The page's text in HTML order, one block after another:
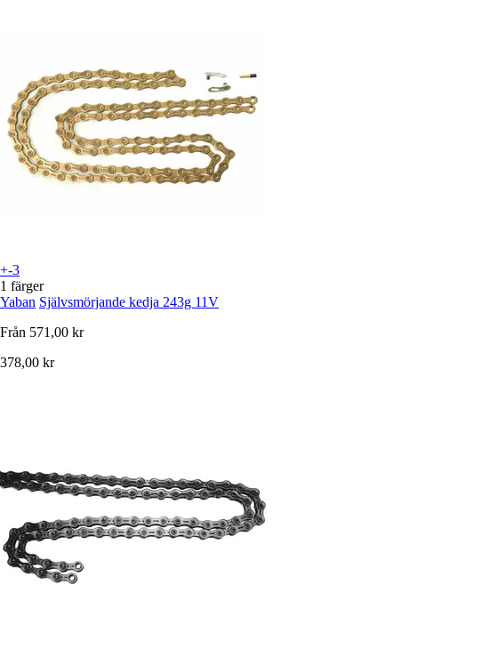
+-3
1 färger
Yaban Självsmörjande kedja 243g 11V
Från 571,00 kr
378,00 kr